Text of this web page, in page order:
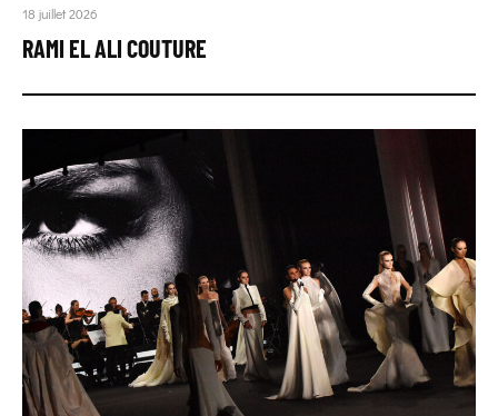
18 juillet 2026
RAMI EL ALI COUTURE